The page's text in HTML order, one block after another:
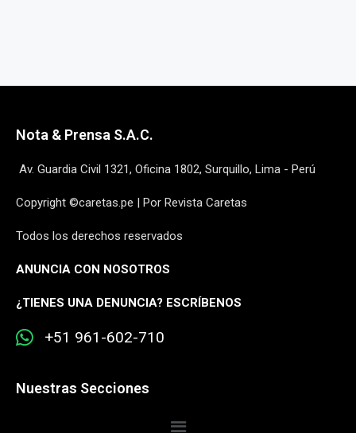
Nota & Prensa S.A.C.
Av. Guardia Civil 1321, Oficina 1802, Surquillo, Lima - Perú
Copyright ©caretas.pe | Por Revista Caretas
Todos los derechos reservados
ANUNCIA CON NOSOTROS
¿TIENES UNA DENUNCIA? ESCRÍBENOS
+51 961-602-710
Nuestras Secciones